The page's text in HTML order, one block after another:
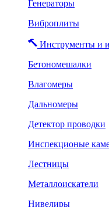
Генераторы
Виброплиты
Инструменты и
Бетономешалки
Влагомеры
Дальномеры
Детектор проводки
Инспекционые
Лестницы
Металлоискатели
Нивелиры